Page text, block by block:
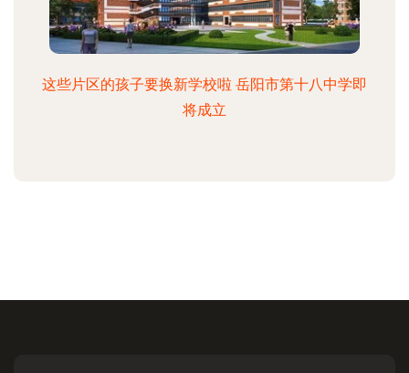
这些片区的孩子要换新学校啦 岳阳市第十八中学即
将成立